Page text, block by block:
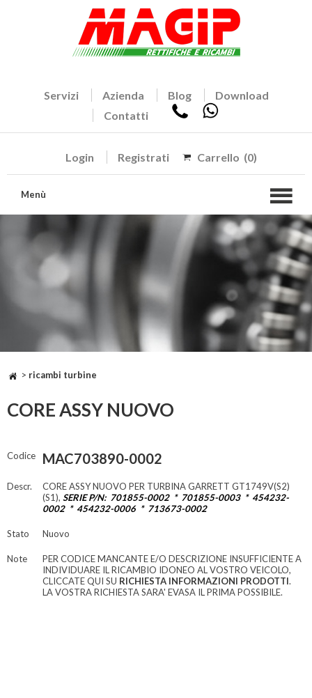
Servizi Azienda Blog
Download
Contatti
Login Registrati Carrello (0)
Menù
> ricambi turbine
CORE ASSY NUOVO
Codice MAC703890-0002
Descr.
CORE ASSY NUOVO PER TURBINA GARRETT GT1749V(S2)
(S1), SERIE P/N: 701855-0002 * 701855-0003 * 454232-
0002 * 454232-0006 * 713673-0002
Stato Nuovo
Note
PER CODICE MANCANTE E/O DESCRIZIONE INSUFFICIENTE A
INDIVIDUARE IL RICAMBIO IDONEO AL VOSTRO VEICOLO,
CLICCATE QUI SU RICHIESTA INFORMAZIONI PRODOTTI.
LA VOSTRA RICHIESTA SARA' EVASA IL PRIMA POSSIBILE.